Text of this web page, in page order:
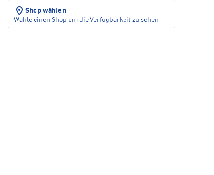
Shop wählen
Wähle einen Shop um die Verfügbarkeit zu sehen